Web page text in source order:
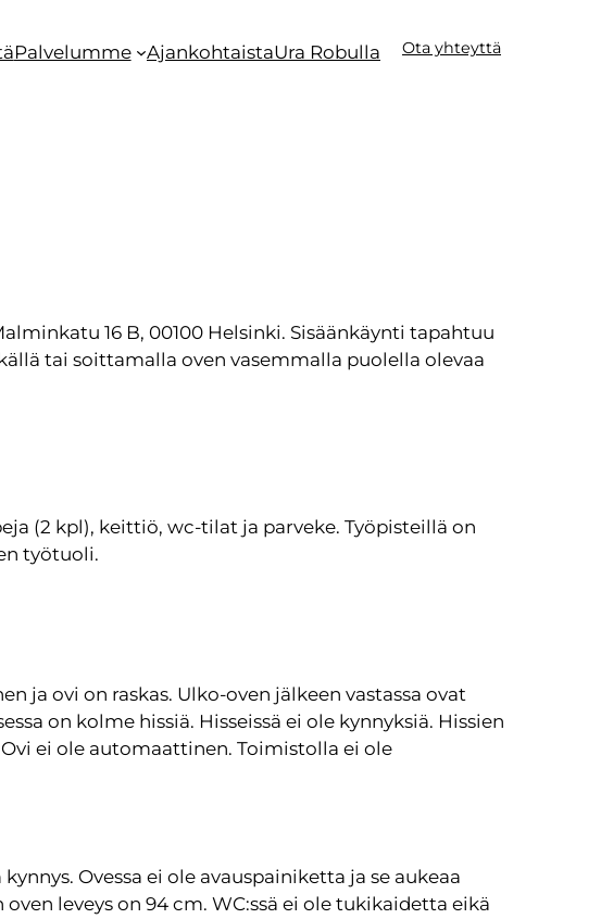
Palvelumme AjankohtaistaUra Robulla Ota yhteyttä
16 B, 00100 Helsinki. Sisäänkäynti tapahtuu
tai soittamalla oven vasemmalla puolella olevaa
(2 kpl), keittiö, wc-tilat ja parveke. Työpisteillä on
työtuoli.
ja ovi on raskas. Ulko-oven jälkeen vastassa ovat
on kolme hissiä. Hisseissä ei ole kynnyksiä. Hissien
ei ole automaattinen. Toimistolla ei ole
Ovessa ei ole avauspainiketta ja se aukeaa
leveys on 94 cm. WC:ssä ei ole tukikaidetta eikä